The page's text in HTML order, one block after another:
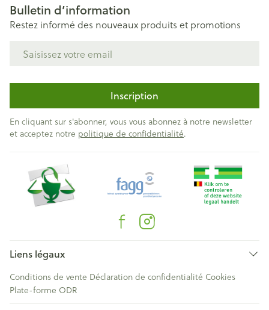
Bulletin d’information
Restez informé des nouveaux produits et promotions
Inscription
En cliquant sur s'abonner, vous vous abonnez à notre newsletter
et acceptez notre politique de confidentialité.
Liens légaux
Conditions de vente Déclaration de confidentialité Cookies
Plate-forme ODR